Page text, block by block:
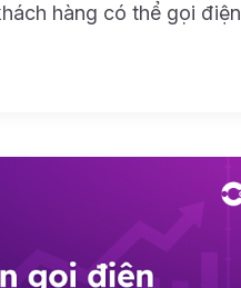
hàng có thể gọi điện
một cách dễ dàng và